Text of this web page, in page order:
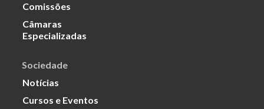
Comissões
Câmaras
Especializadas
Sociedade
Notícias
Cursos e Eventos